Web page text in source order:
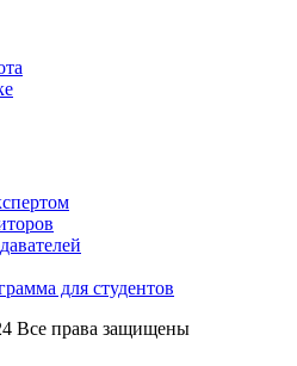
для студентов
Все права защищены